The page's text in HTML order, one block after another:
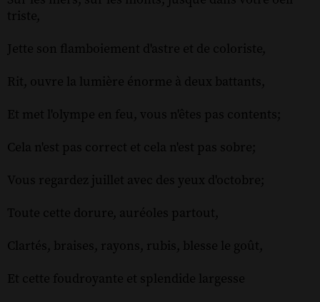
triste,
Jette son flamboiement d'astre et de coloriste,
Rit, ouvre la lumière énorme à deux battants,
Et met l'olympe en feu, vous n'êtes pas contents;
Cela n'est pas correct et cela n'est pas sobre;
Vous regardez juillet avec des yeux d'octobre;
Toute cette dorure, auréoles partout,
Clartés, braises, rayons, rubis, blesse le goût,
Et cette foudroyante et splendide largesse